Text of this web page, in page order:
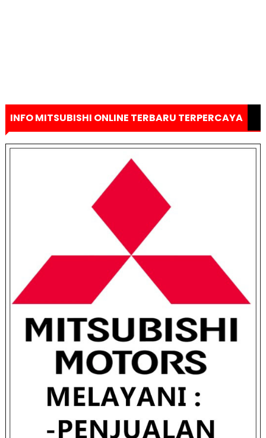
INFO MITSUBISHI ONLINE TERBARU TERPERCAYA